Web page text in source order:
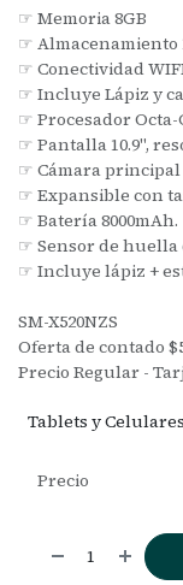
☞ Memoria 8GB
☞ Almacenamiento
☞ Conectividad
☞ Incluye Lápiz y
☞ Procesador Octa-
☞ Pantalla 10.9",
☞ Cámara principal
☞ Expansible con
☞ Batería 8000mAh.
☞ Sensor de huella
☞ Incluye lápiz +
SM-X520NZS
Oferta de contado
Precio Regular -
Tablets y Celulares
Precio